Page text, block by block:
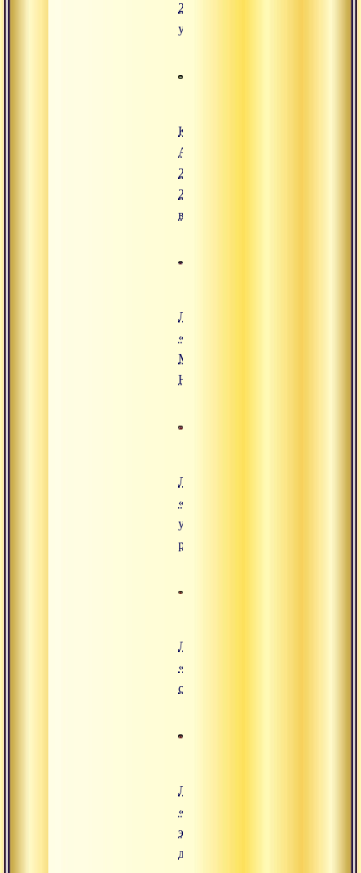
2008,
утро
Конгресс
Адвайты.
22 июля
2008,
вечер
Лекция
«Шравана,
Манана,
Нидидхьясана»
Лекция
«Четыре
уровня
реальности»
Лекция
«Типы
существ»
Лекция
«Путь
эволюции
души»